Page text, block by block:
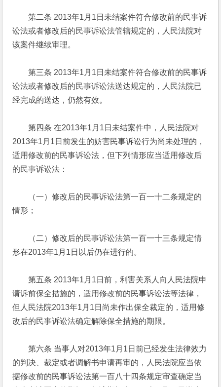
第二条 2013年1月1日未结案件符合修改前的民事诉
讼法或者修改后的民事诉讼法管辖规定的，人民法院对
该案件继续审理。
第三条 2013年1月1日未结案件符合修改前的民事诉
讼法或者修改后的民事诉讼法送达规定的，人民法院已
经完成的送达，仍然有效。
第四条 在2013年1月1日未结案件中，人民法院对
2013年1月1日前发生的妨害民事诉讼行为尚未处理的，
适用修改前的民事诉讼法，但下列情形应当适用修改后
的民事诉讼法：
（一）修改后的民事诉讼法第一百一十二条规定的
情形；
（二）修改后的民事诉讼法第一百一十三条规定情
形在2013年1月1日以后仍在进行的。
第五条 2013年1月1日前，利害关系人向人民法院申
请诉前保全措施的，适用修改前的民事诉讼法等法律，
但人民法院2013年1月1日尚未作出保全裁定的，适用修
改后的民事诉讼法确定解除保全措施的期限。
第六条 当事人对2013年1月1日前已经发生法律效力
的判决、裁定或者调解书申请再审的，人民法院应当依
据修改前的民事诉讼法第一百八十四条规定审查确定当